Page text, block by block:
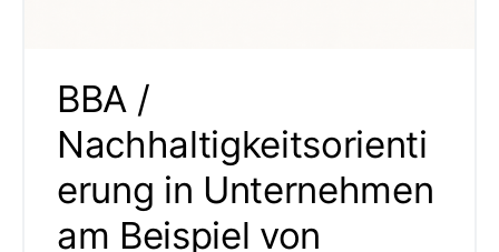
BBA /
Nachhaltigkeitsorienti
erung in Unternehmen
am Beispiel von